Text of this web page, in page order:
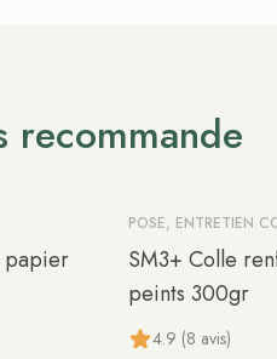
recommande
papier
POSE, ENTRETIEN
SM3+ Colle
peints 300gr
4.9 (8 avis)